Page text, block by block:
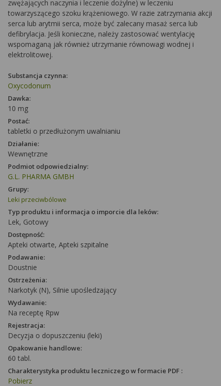
zwężających naczynia i leczenie dożylne) w leczeniu
towarzyszącego szoku krążeniowego. W razie zatrzymania akcji
serca lub arytmii serca, może być zalecany masaż serca lub
defibrylacja. Jeśli konieczne, należy zastosować wentylację
wspomaganą jak również utrzymanie równowagi wodnej i
elektrolitowej.
Substancja czynna:
Oxycodonum
Dawka:
10 mg
Postać:
tabletki o przedłużonym uwalnianiu
Działanie:
Wewnętrzne
Podmiot odpowiedzialny:
G.L. PHARMA GMBH
Grupy:
Leki przeciwbólowe
Typ produktu i informacja o imporcie dla leków:
Lek, Gotowy
Dostępność:
Apteki otwarte, Apteki szpitalne
Podawanie:
Doustnie
Ostrzeżenia:
Narkotyk (N), Silnie upośledzający
Wydawanie:
Na receptę Rpw
Rejestracja:
Decyzja o dopuszczeniu (leki)
Opakowanie handlowe:
60 tabl.
Charakterystyka produktu leczniczego w formacie PDF :
Pobierz